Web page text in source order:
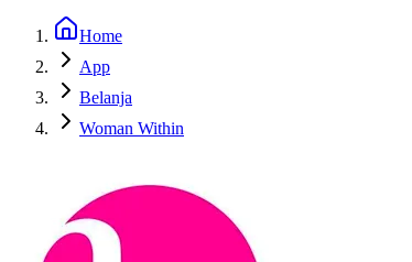
Home
App
Belanja
Woman Within